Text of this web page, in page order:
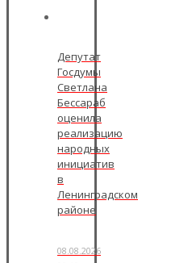
Депутат
Госдумы
Светлана
Бессараб
оценила
реализацию
народных
инициатив
в
Ленинградском
районе
08.08.2026